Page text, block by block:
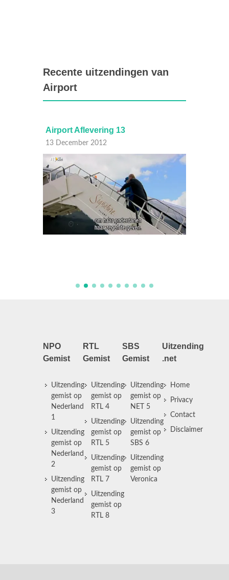
Recente uitzendingen van
Airport
Airport Aflevering 13
13 December 2012
NPO
Gemist
Uitzending
gemist op
Nederland
1
Uitzending
gemist op
Nederland
2
Uitzending
gemist op
Nederland
3
RTL
Gemist
Uitzending
gemist op
RTL 4
Uitzending
gemist op
RTL 5
Uitzending
gemist op
RTL 7
Uitzending
gemist op
RTL 8
SBS
Gemist
Uitzending
gemist op
NET 5
Uitzending
gemist op
SBS 6
Uitzending
gemist op
Veronica
Uitzending
.net
Home
Privacy
Contact
Disclaimer